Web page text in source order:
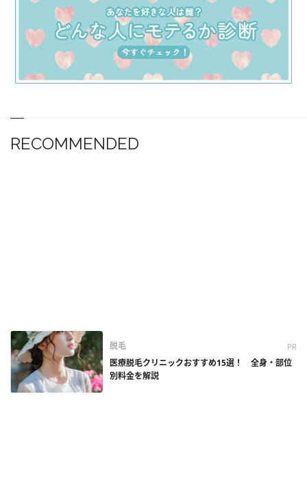
RECOMMENDED
脱毛 PR
医療脱毛クリニックおすすめ15選！ 全身・部位
別料金を解説